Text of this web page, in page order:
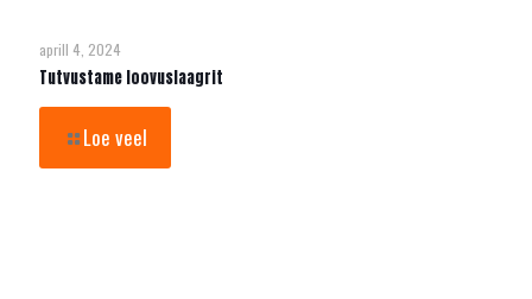
aprill 4, 2024
Tutvustame loovuslaagrit
Loe veel